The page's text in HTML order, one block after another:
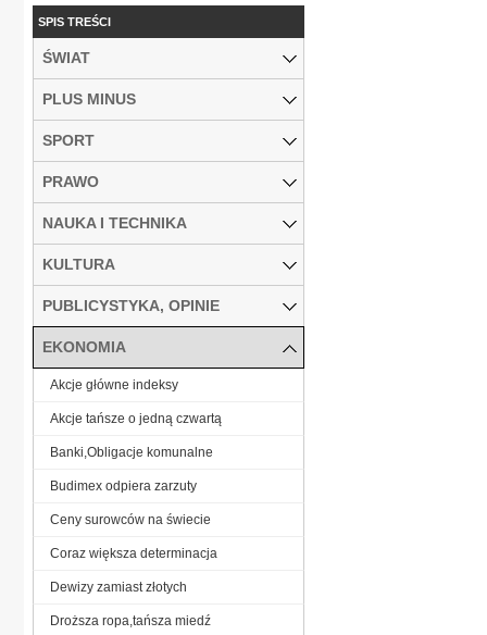
SPIS TREŚCI
ŚWIAT
PLUS MINUS
SPORT
PRAWO
NAUKA I TECHNIKA
KULTURA
PUBLICYSTYKA, OPINIE
EKONOMIA
Akcje główne indeksy
Akcje tańsze o jedną czwartą
Banki,Obligacje komunalne
Budimex odpiera zarzuty
Ceny surowców na świecie
Coraz większa determinacja
Dewizy zamiast złotych
Droższa ropa,tańsza miedź